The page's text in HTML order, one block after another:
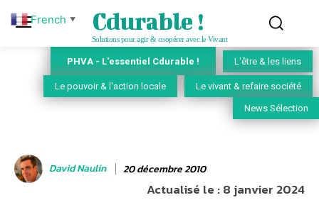
Cdurable !
Solutions pour agir & coopérer avec le Vivant
PHVA - L'essentiel Cdurable ! L'être & les liens
Le pouvoir & l'action locale Le vivant & refaire société
News Sélection
David Naulin 20 décembre 2010
Actualisé le :8 janvier 2024
French ▼